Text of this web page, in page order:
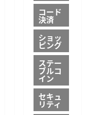
コード
決済
ショッ
ピング
ステー
ブルコ
イン
セキュ
リティ